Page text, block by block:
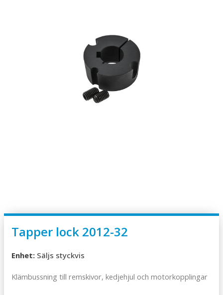
Tapper lock 2012-32
Enhet: Säljs styckvis
Klämbussning till remskivor, kedjehjul och motorkopplingar